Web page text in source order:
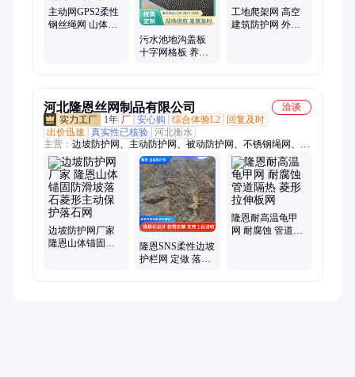
主动网GPS2柔性
钢丝绳网 山体锚
污水池地沟盖板
十字网格板 养殖
工地爬架网 高空
建筑防护网 外墙
河北隆恩丝网制品有限公司
洽谈
1年 厂 安心购 综合体验L2
回复及时
出价迅速
真实性已核验 河北衡水
主营： 边坡防护网、主动防护网、被动防护网、不锈钢绳网、龟
甲网、钛克网、环形网、不锈钢高空防坠网、动物园围网、落石
防护网、山体防护网、鸟语林网、钢丝绳防坠网、植物攀爬网、
山体绿化网、液压支架防护网、不锈钢拦污网、声屏障
边坡防护网厂家
隆恩山体锚固防
隆恩SNS柔性边坡
护栏网 定做 落石
隆恩耐高温龟甲
网 耐腐蚀 管道隔